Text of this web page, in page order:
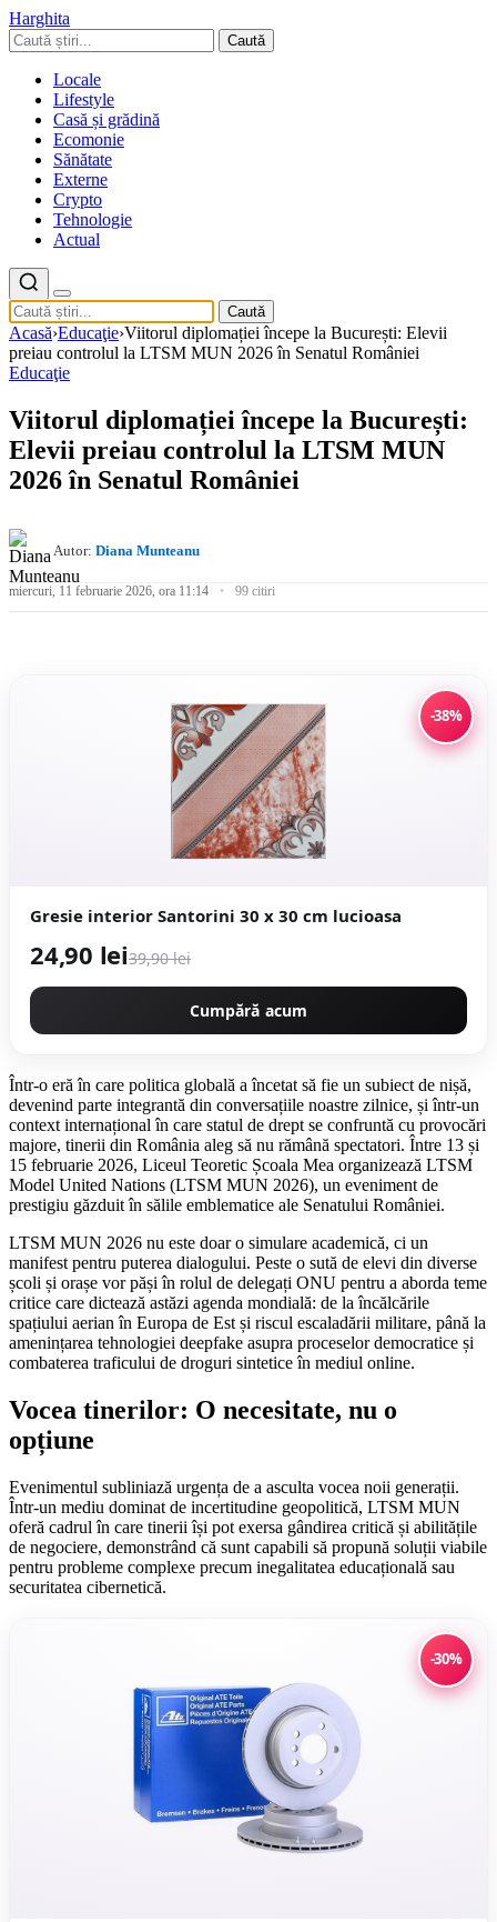
Harghita
Caută
Locale
Lifestyle
Casă și grădină
Ecomonie
Sănătate
Externe
Crypto
Tehnologie
Actual
Caută
Acasă›Educaţie›Viitorul diplomației începe la București: Elevii
preiau controlul la LTSM MUN 2026 în Senatul României
Educaţie
Viitorul diplomației începe la București:
Elevii preiau controlul la LTSM MUN
2026 în Senatul României
Autor: Diana Munteanu
miercuri, 11 februarie 2026, ora 11:14 99 citiri
-38%
Gresie interior Santorini 30 x 30 cm lucioasa
24,90 lei39,90 lei
Cumpără acum
Într-o eră în care politica globală a încetat să fie un subiect de nișă,
devenind parte integrantă din conversațiile noastre zilnice, și într-un
context internațional în care statul de drept se confruntă cu provocări
majore, tinerii din România aleg să nu rămână spectatori. Între 13 și
15 februarie 2026, Liceul Teoretic Școala Mea organizează LTSM
Model United Nations (LTSM MUN 2026), un eveniment de
prestigiu găzduit în sălile emblematice ale Senatului României.
LTSM MUN 2026 nu este doar o simulare academică, ci un
manifest pentru puterea dialogului. Peste o sută de elevi din diverse
școli și orașe vor păși în rolul de delegați ONU pentru a aborda teme
critice care dictează astăzi agenda mondială: de la încălcările
spațiului aerian în Europa de Est și riscul escaladării militare, până la
amenințarea tehnologiei deepfake asupra proceselor democratice și
combaterea traficului de droguri sintetice în mediul online.
Vocea tinerilor: O necesitate, nu o
opțiune
Evenimentul subliniază urgența de a asculta vocea noii generații.
Într-un mediu dominat de incertitudine geopolitică, LTSM MUN
oferă cadrul în care tinerii își pot exersa gândirea critică și abilitățile
de negociere, demonstrând că sunt capabili să propună soluții viabile
pentru probleme complexe precum inegalitatea educațională sau
securitatea cibernetică.
-30%